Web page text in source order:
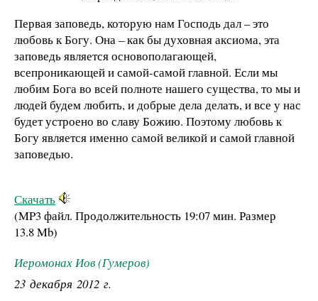
Первая заповедь, которую нам Господь дал – это
любовь к Богу. Она – как бы духовная аксиома, эта
заповедь является основополагающей,
всепроникающей и самой-самой главной. Если мы
любим Бога во всей полноте нашего существа, то мы и
людей будем любить, и добрые дела делать, и все у нас
будет устроено во славу Божию. Поэтому любовь к
Богу является именно самой великой и самой главной
заповедью.
Скачать
(MP3 файл. Продолжительность 19:07 мин. Размер
13.8 Mb)
Иеромонах Иов (Гумеров)
23 декабря 2012 г.